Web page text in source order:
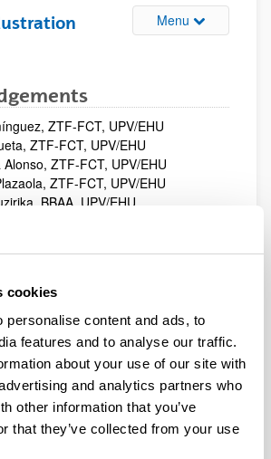
cookies
personalise content and ads, to
features and to analyse our traffic.
about your use of our site with
and analytics partners who
other information that you’ve
that they’ve collected from your use
Menu Toggle site
ZTF-FCT, UPV/EHU
ZTF-FCT, UPV/EHU
ZTF-FCT, UPV/EHU
ZTF-FCT, UPV/EHU
BBAA, UPV/EHU
GKZ-CSZ, UPV/EHU
ETSI, UPV/EHU
Diaz de Durana, LF-FL, UPV/EHU
LF-FL, UPV/EHU
SGIKER, UPV/EHU
Perez, UPV/EHU
directora de títulos propios,
y Javi Sánchez, servicio de
campus de Bizkaia, UPV/EHU